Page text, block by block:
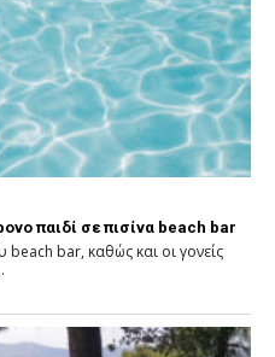
παιδί σε πισίνα beach bar
bar, καθώς και οι γονείς